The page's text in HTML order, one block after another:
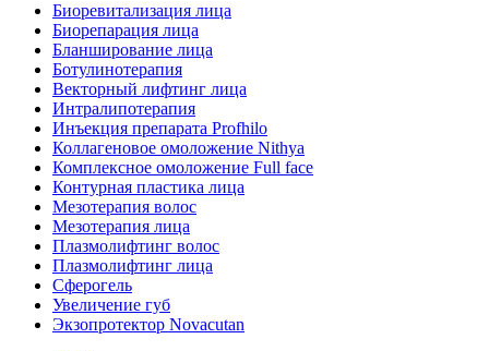
Биоревитализация лица
Биорепарация лица
Бланширование лица
Ботулинотерапия
Векторный лифтинг лица
Интралипотерапия
Инъекция препарата Profhilo
Коллагеновое омоложение Nithya
Комплексное омоложение Full face
Контурная пластика лица
Мезотерапия волос
Мезотерапия лица
Плазмолифтинг волос
Плазмолифтинг лица
Сферогель
Увеличение губ
Экзопротектор Novacutan